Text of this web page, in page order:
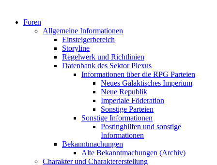
Foren
Allgemeine Informationen
Einsteigerbereich
Storyline
Regelwerk und Richtlinien
Datenbank des Sektor Plexus
Informationen über die RPG Parteien
Neues Galaktisches Imperium
Neue Republik
Imperiale Föderation
Sonstige Parteien
Sonstige Informationen
Postinghilfen und sonstige
Informationen
Bekanntmachungen
Alte Bekanntmachungen (Archiv)
Charakter und Charaktererstellung